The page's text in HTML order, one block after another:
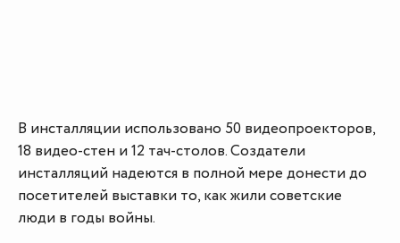
В инсталляции использовано 50 видеопроекторов,
18 видео-стен и 12 тач-столов. Создатели
инсталляций надеются в полной мере донести до
посетителей выставки то, как жили советские
люди в годы войны.